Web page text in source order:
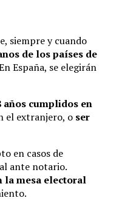
siempre y cuando
de los países de
España, se elegirán
años cumplidos en
el extranjero, o ser
en casos de
ante notario.
la mesa electoral